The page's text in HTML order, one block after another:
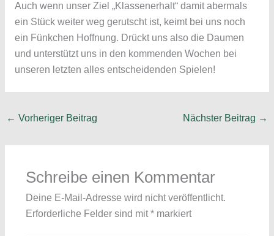
Auch wenn unser Ziel „Klassenerhalt“ damit abermals
ein Stück weiter weg gerutscht ist, keimt bei uns noch
ein Fünkchen Hoffnung. Drückt uns also die Daumen
und unterstützt uns in den kommenden Wochen bei
unseren letzten alles entscheidenden Spielen!
← Vorheriger Beitrag Nächster Beitrag →
Schreibe einen Kommentar
Deine E-Mail-Adresse wird nicht veröffentlicht.
Erforderliche Felder sind mit*markiert